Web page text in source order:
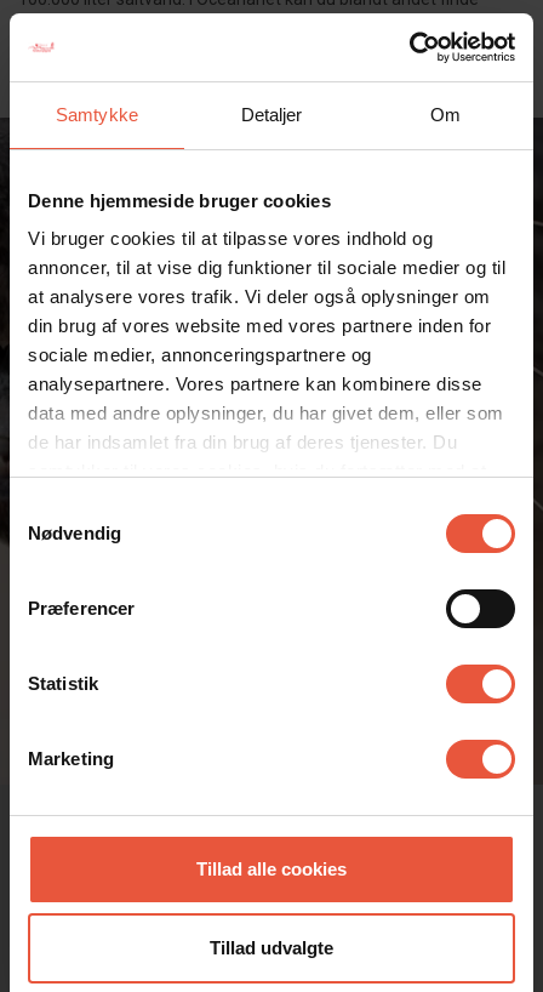
Samtykke Detaljer Om
Denne hjemmeside bruger cookies
Vi bruger cookies til at tilpasse vores indhold og
annoncer, til at vise dig funktioner til sociale medier og til
at analysere vores trafik. Vi deler også oplysninger om
din brug af vores website med vores partnere inden for
sociale medier, annonceringspartnere og
analysepartnere. Vores partnere kan kombinere disse
data med andre oplysninger, du har givet dem, eller som
de har indsamlet fra din brug af deres tjenester. Du
Nødvendig
Præferencer
Statistik
Marketing
Tillad alle cookies
Tillad udvalgte
havørreder.
Café MS Smag
sædvanlige. På Café MS Smag kan du nyde synet af Svend Wiig
Hansens fire hvide mænd 'Mennesket ved Havet' og det